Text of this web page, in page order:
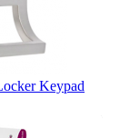
Keypad